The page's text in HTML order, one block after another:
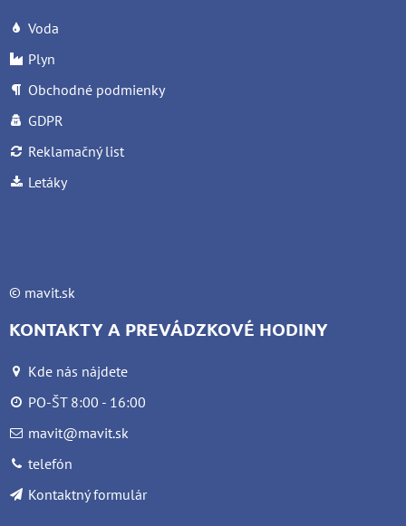
Voda
Plyn
Obchodné podmienky
GDPR
Reklamačný list
Letáky
© mavit.sk
KONTAKTY A PREVÁDZKOVÉ HODINY
Kde nás nájdete
PO-ŠT 8:00 - 16:00
mavit@mavit.sk
telefón
Kontaktný formulár